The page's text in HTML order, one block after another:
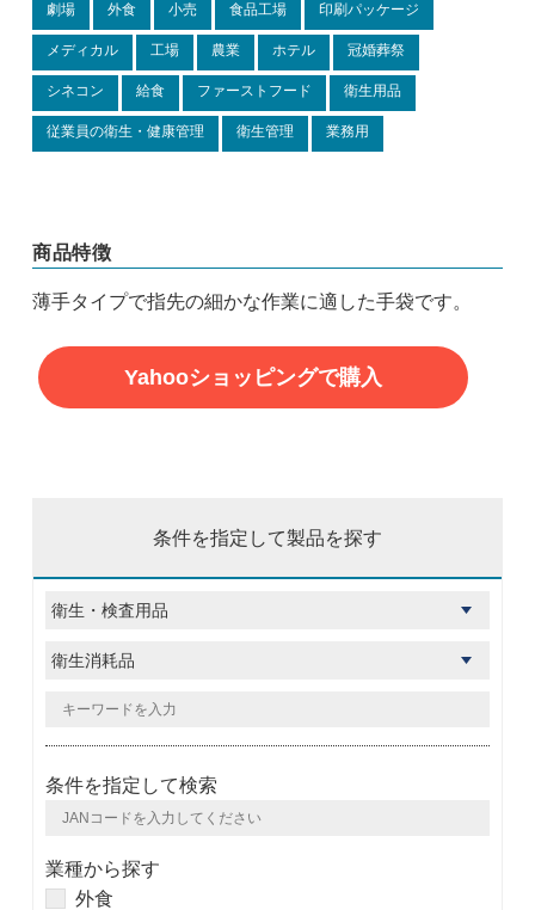
劇場 外食 小売 食品工場 印刷パッケージ
メディカル 工場 農業 ホテル 冠婚葬祭
シネコン 給食 ファーストフード 衛生用品
従業員の衛生・健康管理 衛生管理 業務用
商品特徴
薄手タイプで指先の細かな作業に適した手袋です。
Yahooショッピングで購入
条件を指定して製品を探す
条件を指定して検索
業種から探す
外食